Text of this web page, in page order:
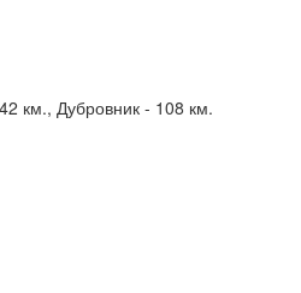
км., Дубровник - 108 км.